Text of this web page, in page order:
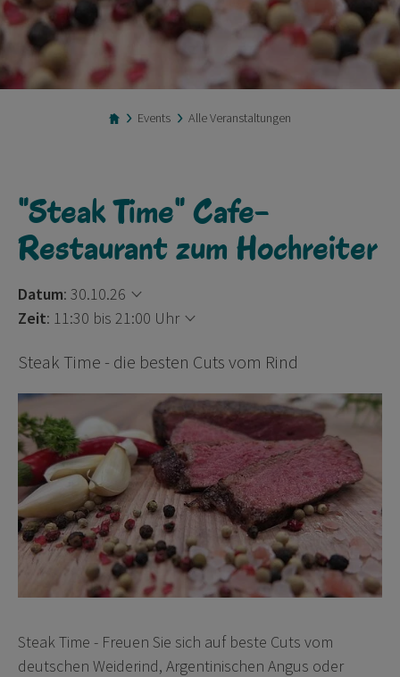
Events Alle Veranstaltungen
"Steak Time" Cafe-
Restaurant zum Hochreiter
Datum: 30.10.26
Zeit: 11:30 bis 21:00 Uhr
Steak Time - die besten Cuts vom Rind
Steak Time - Freuen Sie sich auf beste Cuts vom
deutschen Weiderind, Argentinischen Angus oder